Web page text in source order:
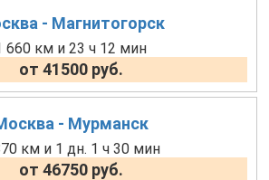
- Магнитогорск
660 км и 23 ч 12 мин
от 41500 руб.
- Мурманск
км и 1 дн. 1 ч 30 мин
от 46750 руб.